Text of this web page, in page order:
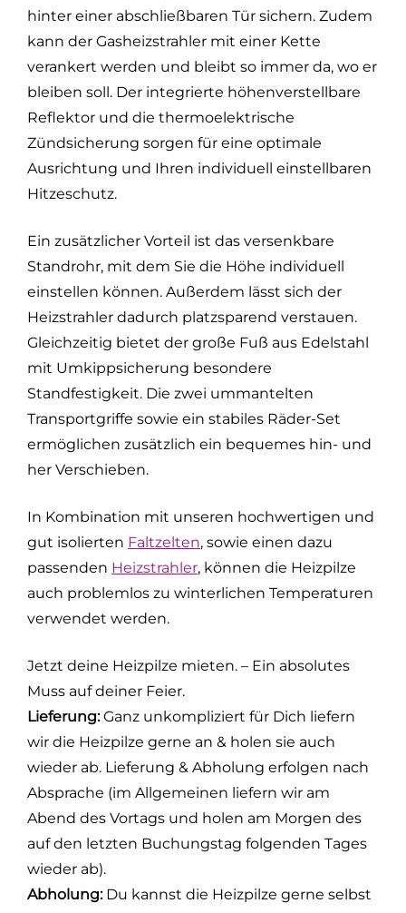
hinter einer abschließbaren Tür sichern. Zudem
kann der Gasheizstrahler mit einer Kette
verankert werden und bleibt so immer da, wo er
bleiben soll. Der integrierte höhenverstellbare
Reflektor und die thermoelektrische
Zündsicherung sorgen für eine optimale
Ausrichtung und Ihren individuell einstellbaren
Hitzeschutz.
Ein zusätzlicher Vorteil ist das versenkbare
Standrohr, mit dem Sie die Höhe individuell
einstellen können. Außerdem lässt sich der
Heizstrahler dadurch platzsparend verstauen.
Gleichzeitig bietet der große Fuß aus Edelstahl
mit Umkippsicherung besondere
Standfestigkeit. Die zwei ummantelten
Transportgriffe sowie ein stabiles Räder-Set
ermöglichen zusätzlich ein bequemes hin- und
her Verschieben.
In Kombination mit unseren hochwertigen und
gut isolierten Faltzelten, sowie einen dazu
passenden Heizstrahler, können die Heizpilze
auch problemlos zu winterlichen Temperaturen
verwendet werden.
Jetzt deine Heizpilze mieten. – Ein absolutes
Muss auf deiner Feier.
Lieferung:Ganz unkompliziert für Dich liefern
wir die Heizpilze gerne an & holen sie auch
wieder ab. Lieferung & Abholung erfolgen nach
Absprache (im Allgemeinen liefern wir am
Abend des Vortags und holen am Morgen des
auf den letzten Buchungstag folgenden Tages
wieder ab).
Abholung:Du kannst die Heizpilze gerne selbst